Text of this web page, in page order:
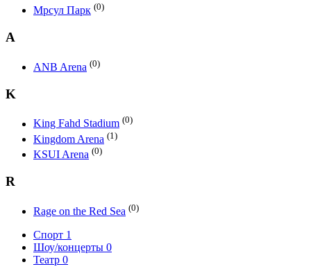
Мрсул Парк (0)
A
ANB Arena (0)
K
King Fahd Stadium (0)
Kingdom Arena (1)
KSUI Arena (0)
R
Rage on the Red Sea (0)
Спорт 1
Шоу/концерты 0
Театр 0